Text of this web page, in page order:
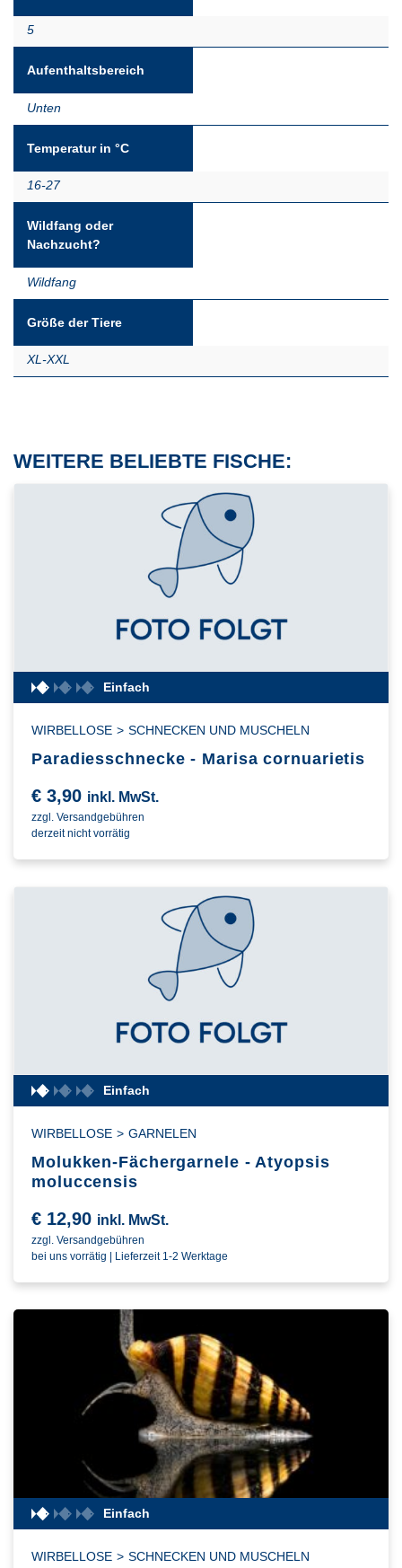
5
Aufenthaltsbereich
Unten
Temperatur in °C
16-27
Wildfang oder
Nachzucht?
Wildfang
Größe der Tiere
XL-XXL
WEITERE BELIEBTE FISCHE:
Einfach
WIRBELLOSE > SCHNECKEN UND MUSCHELN
Paradiesschnecke - Marisa cornuarietis
€ 3,90 inkl. MwSt.
zzgl. Versandgebühren
derzeit nicht vorrätig
Einfach
WIRBELLOSE > GARNELEN
Molukken-Fächergarnele - Atyopsis
moluccensis
€ 12,90 inkl. MwSt.
zzgl. Versandgebühren
bei uns vorrätig | Lieferzeit 1-2 Werktage
Einfach
WIRBELLOSE > SCHNECKEN UND MUSCHELN